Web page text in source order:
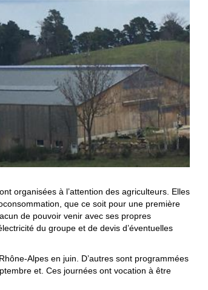
organisées à l’attention des agriculteurs. Elles
que ce soit pour une première
de pouvoir venir avec ses propres
du groupe et de devis d’éventuelles
Alpes en juin. D’autres sont programmées
et. Ces journées ont vocation à être